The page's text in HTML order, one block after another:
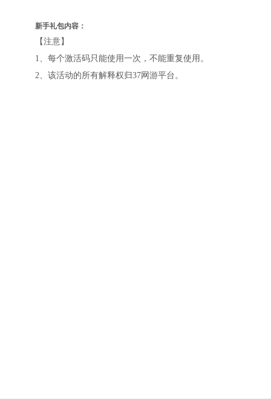
新手礼包内容：
【注意】
1、每个激活码只能使用一次，不能重复使用。
2、该活动的所有解释权归37网游平台。